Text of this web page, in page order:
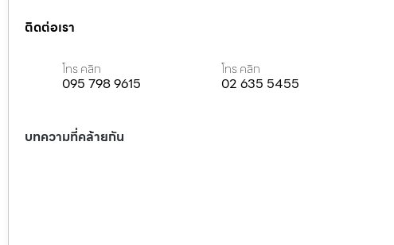
ติดต่อเรา
โทร คลิก
095 798 9615
โทร คลิก
02 635 5455
บทความที่คล้ายกัน